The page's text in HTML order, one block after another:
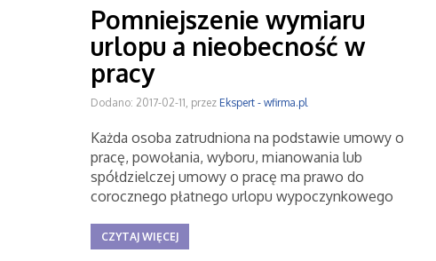
Pomniejszenie wymiaru
urlopu a nieobecność w
pracy
Dodano: 2017-02-11, przez Ekspert - wfirma.pl
Każda osoba zatrudniona na podstawie umowy o
pracę, powołania, wyboru, mianowania lub
spółdzielczej umowy o pracę ma prawo do
corocznego płatnego urlopu wypoczynkowego
CZYTAJ WIĘCEJ